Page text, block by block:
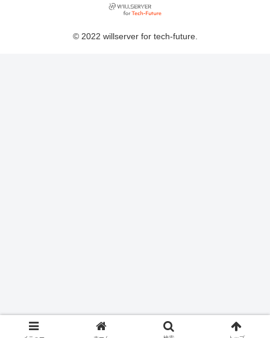
© 2022 willserver for tech-future.